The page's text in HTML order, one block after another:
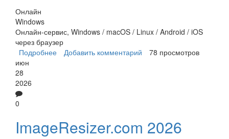
Онлайн
Windows
Онлайн-сервис, Windows / macOS / Linux / Android / iOS
через браузер
Подробнее о tinypng.com
Добавить комментарий
78 просмотров
июн
28
2026
0
ImageResizer.com 2026